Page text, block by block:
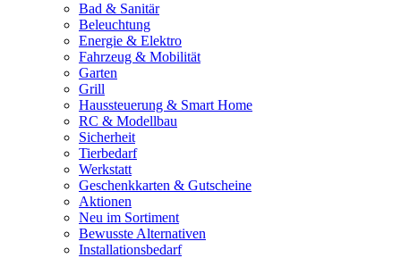
Bad & Sanitär
Beleuchtung
Energie & Elektro
Fahrzeug & Mobilität
Garten
Grill
Haussteuerung & Smart Home
RC & Modellbau
Sicherheit
Tierbedarf
Werkstatt
Geschenkkarten & Gutscheine
Aktionen
Neu im Sortiment
Bewusste Alternativen
Installationsbedarf